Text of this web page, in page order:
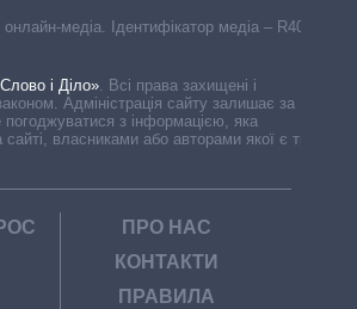
медіа. Ідентифікатор медіа – R40-
і Діло». Всі права захищені і
Адміністрація сайту залишає за
з інформацією, яка
сайті, власниками або авторами якої є треті
ПРО НАС
КОНТАКТИ
ПРАВИЛА